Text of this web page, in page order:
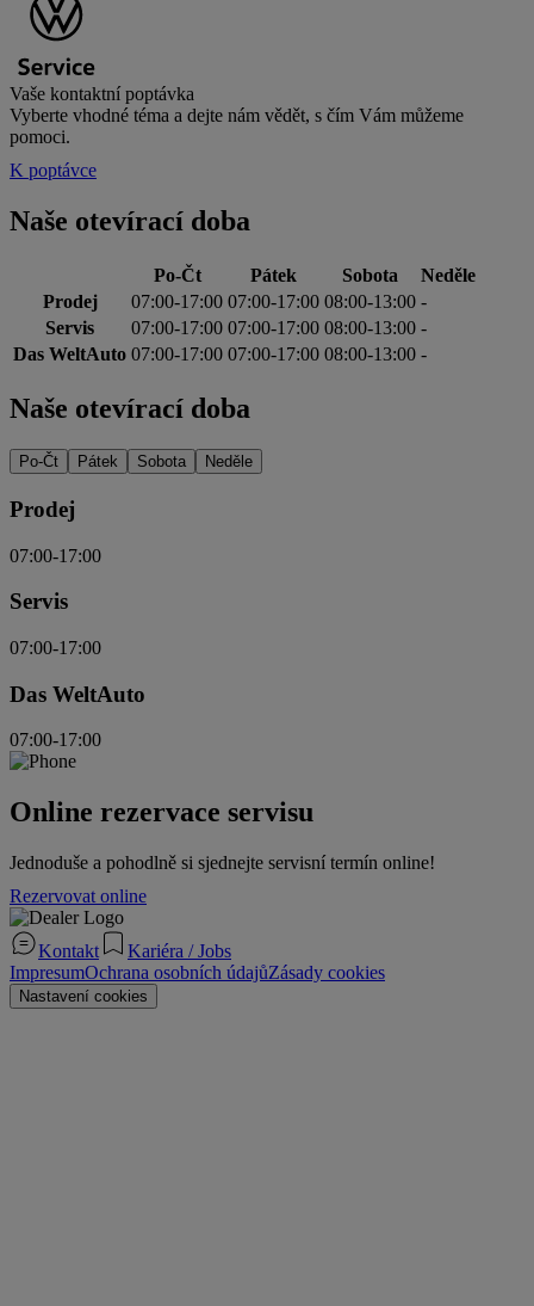
Vaše kontaktní poptávka
Vyberte vhodné téma a dejte nám vědět, s čím Vám můžeme
pomoci.
K poptávce
Naše otevírací doba
Po-Čt Pátek Sobota
Neděle
Prodej
07:00-17:00 07:00-17:00 08:00-13:00 -
Servis
07:00-17:00 07:00-17:00 08:00-13:00 -
Das WeltAuto 07:00-17:00 07:00-17:00 08:00-13:00 -
Naše otevírací doba
Po-Čt Pátek Sobota Neděle
Prodej
07:00-17:00
Servis
07:00-17:00
Das WeltAuto
07:00-17:00
Online rezervace servisu
Jednoduše a pohodlně si sjednejte servisní termín online!
Rezervovat online
Kontakt
Kariéra / Jobs
ImpresumOchrana osobních údajůZásady cookies
Nastavení cookies